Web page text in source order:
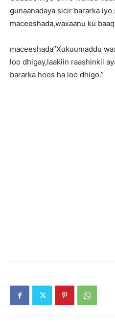
gunaanadaya sicir bararka iyo
maceeshada,waxaanu ku
maceeshada”Xukuumaddu
loo dhigay,laakiin raashinkii
bararka hoos ha loo dhigo.”